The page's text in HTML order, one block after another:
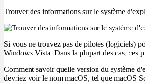
Trouver des informations sur le système
Si vous ne trouvez pas de pilotes (logiciels)
Windows Vista. Dans la plupart des cas, ces
Comment savoir quelle version du système
devriez voir le nom macOS, tel que macOS